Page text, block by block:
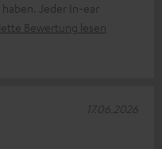
Jeder In-ear
Bewertung lesen
17.06.2026